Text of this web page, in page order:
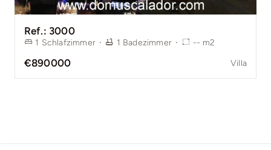
Ref.: 3000
1 Schlafzimmer · 1 Badezimmer · -- m2
€890000 Villa